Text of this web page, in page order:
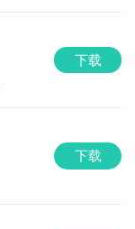
下载
下载